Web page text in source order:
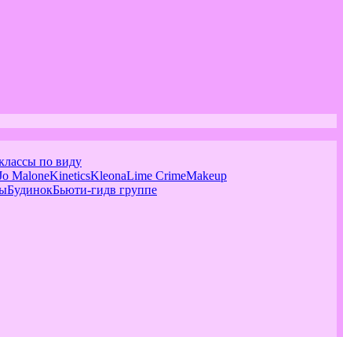
по виду
MaloneKineticsKleonaLime CrimeMakeup
БудинокБьюти-гидв группе